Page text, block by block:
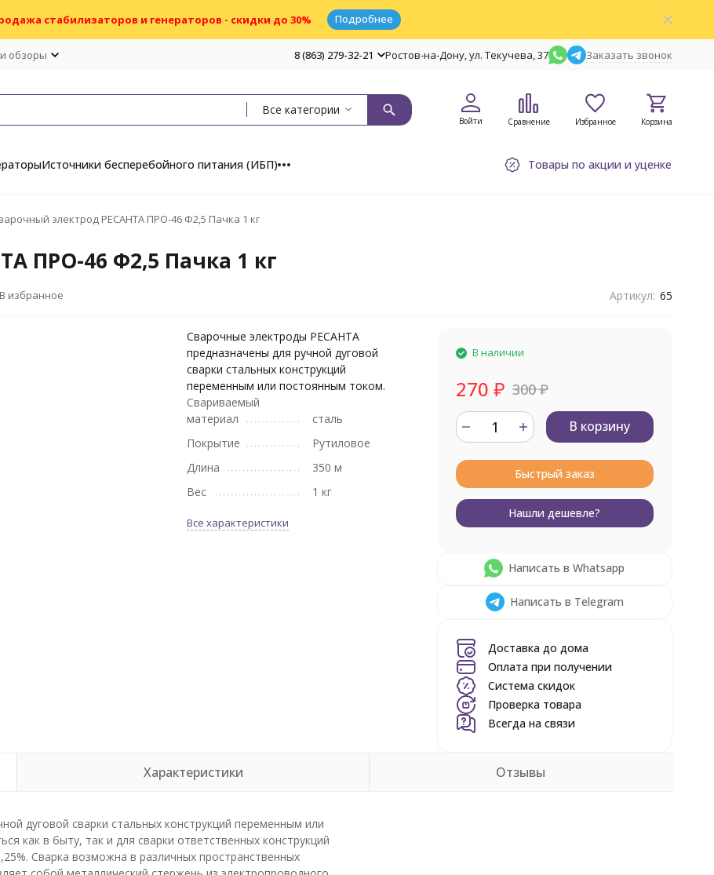
стабилизаторов и генераторов - скидки до 30% Подробнее
обзоры 8 (863) 279-32-21 Ростов-на-Дону, ул. Текучева, 37 Заказать звонок
Все категории
Войти Сравнение Избранное Корзина
Источники бесперебойного питания (ИБП) Товары по акции и уценке
электрод РЕСАНТА ПРО-46 Ф2,5 Пачка 1 кг
ПРО-46 Ф2,5 Пачка 1 кг
В избранное Артикул: 65
Сварочные электроды РЕСАНТА
предназначены для ручной дуговой
сварки стальных конструкций
переменным или постоянным током.
Свариваемый
материал
сталь
Покрытие
Рутиловое
Длина
350 м
Вес
1 кг
Все характеристики
В наличии
270 ₽ 300₽
В корзину
Быстрый заказ
Нашли дешевле?
Написать в Whatsapp
Написать в Telegram
Доставка до дома
Оплата при получении
Система скидок
Проверка товара
Всегда на связи
Характеристики Отзывы
дуговой сварки стальных конструкций переменным или
как в быту, так и для сварки ответственных конструкций
Сварка возможна в различных пространственных